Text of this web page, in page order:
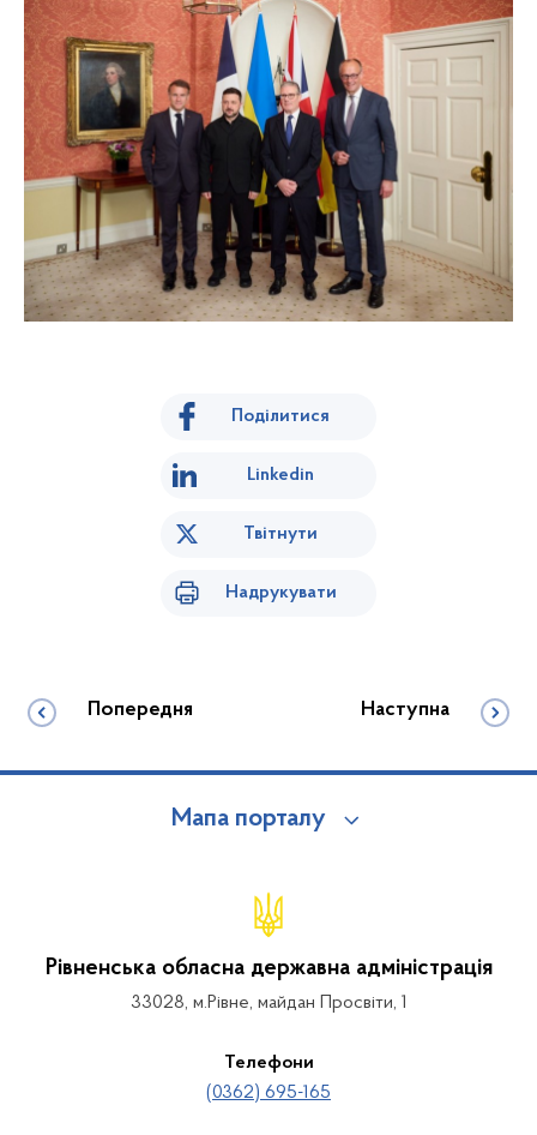
Поділитися
Linkedin
Твітнути
Надрукувати
Попередня Наступна
Мапа порталу
Рівненська обласна державна адміністрація
33028, м.Рівне, майдан Просвіти, 1
Телефони
(0362) 695-165